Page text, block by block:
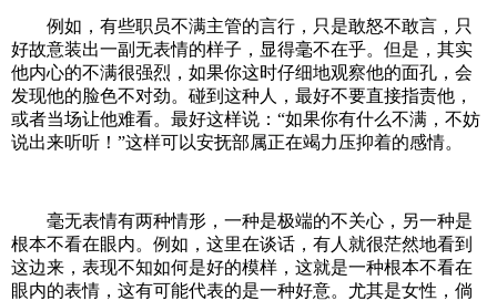
例如，有些职员不满主管的言行，只是敢怒不敢言，只
好故意装出一副无表情的样子，显得毫不在乎。但是，其实
他内心的不满很强烈，如果你这时仔细地观察他的面孔，会
发现他的脸色不对劲。碰到这种人，最好不要直接指责他，
或者当场让他难看。最好这样说：“如果你有什么不满，不妨
说出来听听！”这样可以安抚部属正在竭力压抑着的感情。
毫无表情有两种情形，一种是极端的不关心，另一种是
根本不看在眼内。例如，这里在谈话，有人就很茫然地看到
这边来，表现不知如何是好的模样，这就是一种根本不看在
眼内的表情，这有可能代表的是一种好意。尤其是女性，倘